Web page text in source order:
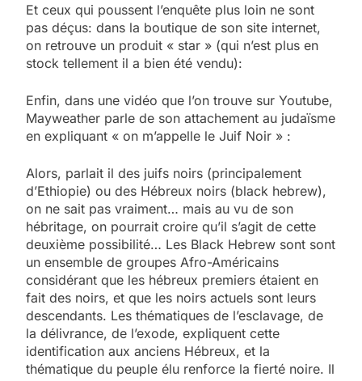
Et ceux qui poussent l’enquête plus loin ne sont
pas déçus: dans la boutique de son site internet,
on retrouve un produit « star » (qui n’est plus en
stock tellement il a bien été vendu):
Enfin, dans une vidéo que l’on trouve sur Youtube,
Mayweather parle de son attachement au judaïsme
en expliquant « on m’appelle le Juif Noir » :
Alors, parlait il des juifs noirs (principalement
d’Ethiopie) ou des Hébreux noirs (black hebrew),
on ne sait pas vraiment… mais au vu de son
hébritage, on pourrait croire qu’il s’agit de cette
deuxième possibilité… Les Black Hebrew sont sont
un ensemble de groupes Afro-Américains
considérant que les hébreux premiers étaient en
fait des noirs, et que les noirs actuels sont leurs
descendants. Les thématiques de l’esclavage, de
la délivrance, de l’exode, expliquent cette
identification aux anciens Hébreux, et la
thématique du peuple élu renforce la fierté noire. Il